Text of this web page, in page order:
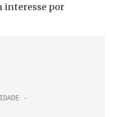
interesse por